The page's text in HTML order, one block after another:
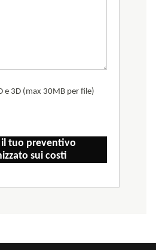
e 3D (max 30MB per file)
tuo preventivo
sui costi